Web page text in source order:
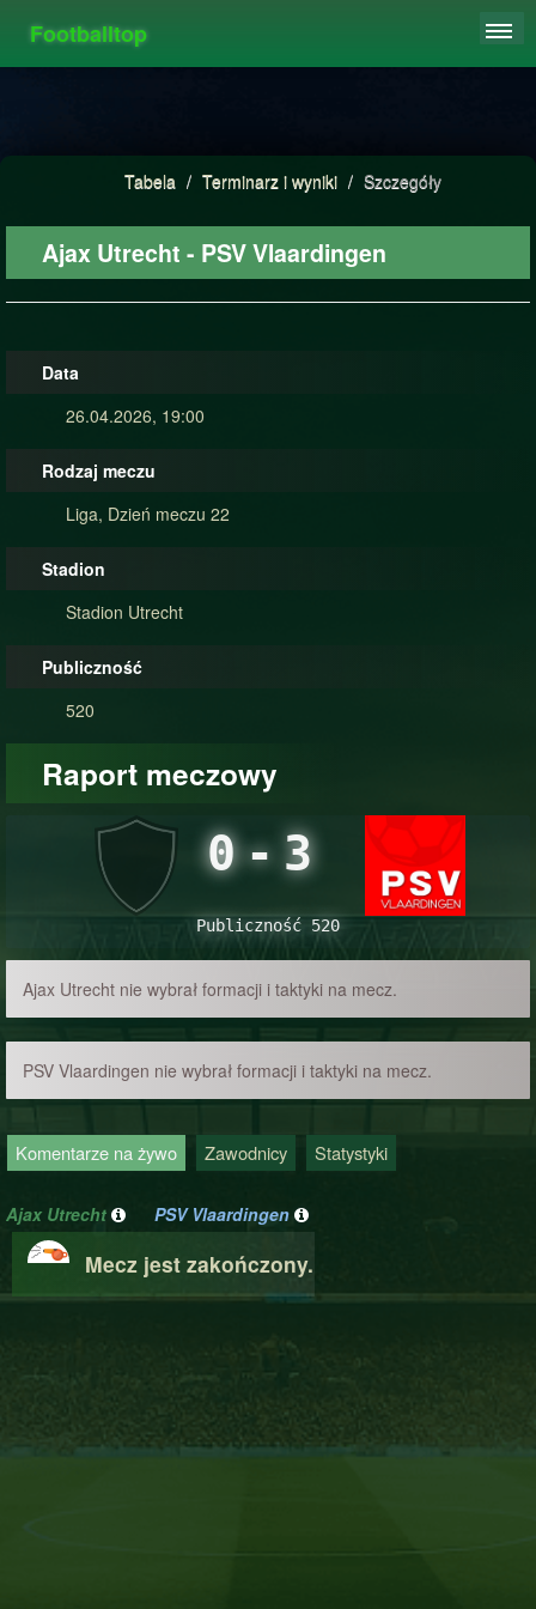
Footballtop
STATYSTYKI
Tabela / Terminarz i wyniki / Szczegóły
Ajax Utrecht - PSV Vlaardingen
Data
26.04.2026, 19:00
Rodzaj meczu
Liga, Dzień meczu 22
Stadion
Stadion Utrecht
Publiczność
520
Raport meczowy
0- 3
Publiczność 520
Ajax Utrecht nie wybrał formacji i taktyki na mecz.
PSV Vlaardingen nie wybrał formacji i taktyki na mecz.
Komentarze na żywo Zawodnicy Statystyki
Ajax Utrecht PSV Vlaardingen
Mecz jest zakończony.